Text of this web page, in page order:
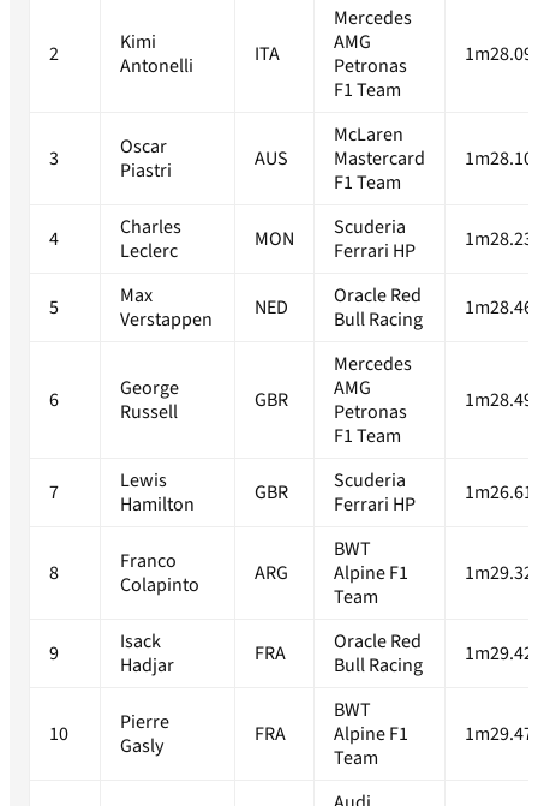
2
Kimi
Antonelli
ITA
Mercedes
AMG
Petronas
F1 Team
3
Oscar
Piastri
AUS
McLaren
Mastercard
F1 Team
4
Charles
Leclerc
MON
Scuderia
Ferrari HP
5
Max
Verstappen
NED
Oracle Red
Bull Racing
6
George
Russell
GBR
Mercedes
AMG
Petronas
F1 Team
7
Lewis
Hamilton
GBR
Scuderia
Ferrari HP
8
Franco
Colapinto
ARG
BWT
Alpine F1
Team
9
Isack
Hadjar
FRA
Oracle Red
Bull Racing
10
Pierre
Gasly
FRA
BWT
Alpine F1
Team